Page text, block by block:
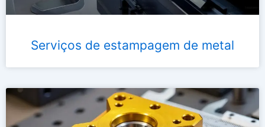
Serviços de estampagem de metal